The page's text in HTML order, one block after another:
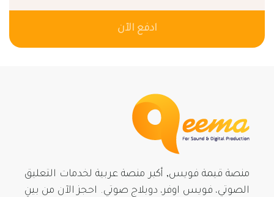
ادفع الآن
منصة قيمة فويس, أكبر منصة عربية لخدمات التعليق
الصوتي، فويس اوفر، دوبلاج صوتي. احجز الآن من بينِ